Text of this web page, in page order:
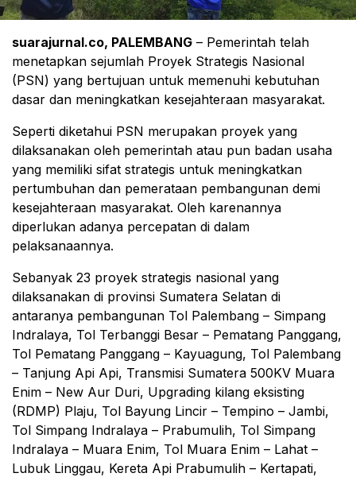
suarajurnal.co, PALEMBANG – Pemerintah telah
menetapkan sejumlah Proyek Strategis Nasional
(PSN) yang bertujuan untuk memenuhi kebutuhan
dasar dan meningkatkan kesejahteraan masyarakat.
Seperti diketahui PSN merupakan proyek yang
dilaksanakan oleh pemerintah atau pun badan usaha
yang memiliki sifat strategis untuk meningkatkan
pertumbuhan dan pemerataan pembangunan demi
kesejahteraan masyarakat. Oleh karenannya
diperlukan adanya percepatan di dalam
pelaksanaannya.
Sebanyak 23 proyek strategis nasional yang
dilaksanakan di provinsi Sumatera Selatan di
antaranya pembangunan Tol Palembang – Simpang
Indralaya, Tol Terbanggi Besar – Pematang Panggang,
Tol Pematang Panggang – Kayuagung, Tol Palembang
– Tanjung Api Api, Transmisi Sumatera 500KV Muara
Enim – New Aur Duri, Upgrading kilang eksisting
(RDMP) Plaju, Tol Bayung Lincir – Tempino – Jambi,
Tol Simpang Indralaya – Prabumulih, Tol Simpang
Indralaya – Muara Enim, Tol Muara Enim – Lahat –
Lubuk Linggau, Kereta Api Prabumulih – Kertapati,